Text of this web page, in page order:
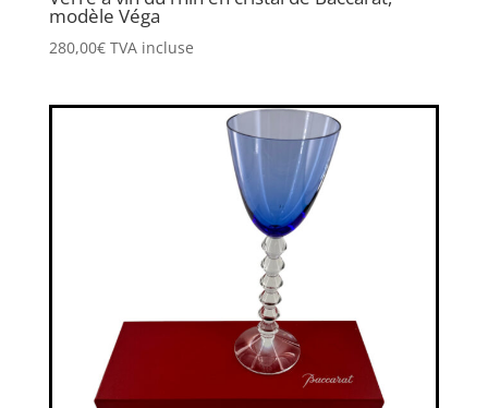
modèle Véga
280,00€ TVA incluse